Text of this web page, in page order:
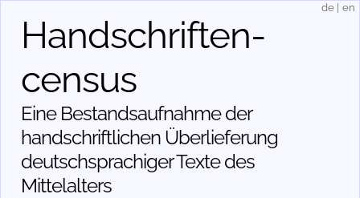
Handschriften­
census
Eine Bestandsaufnahme der
handschriftlichen Über­lieferung
deutschsprachiger Texte des
Mittelalters
de en